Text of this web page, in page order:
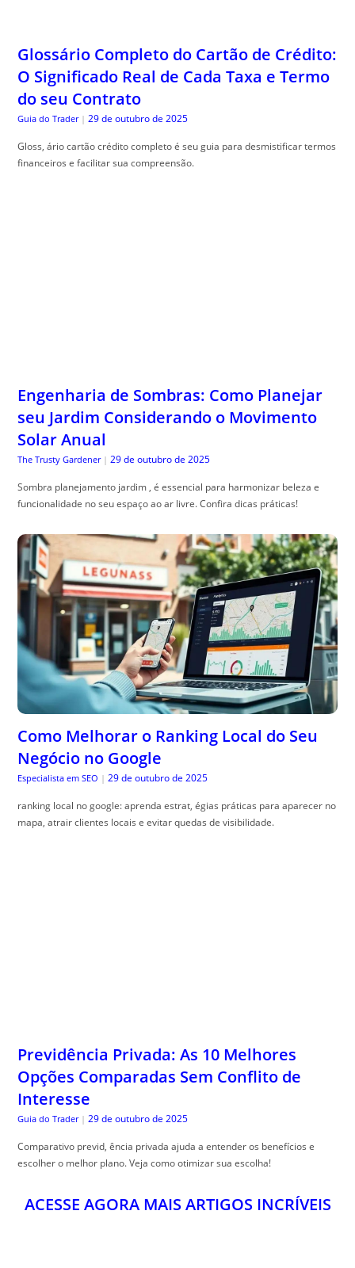
Glossário Completo do Cartão de Crédito:
O Significado Real de Cada Taxa e Termo
do seu Contrato
Guia do Trader | 29 de outubro de 2025
Gloss, ário cartão crédito completo é seu guia para desmistificar termos
financeiros e facilitar sua compreensão.
Engenharia de Sombras: Como Planejar
seu Jardim Considerando o Movimento
Solar Anual
The Trusty Gardener | 29 de outubro de 2025
Sombra planejamento jardim , é essencial para harmonizar beleza e
funcionalidade no seu espaço ao ar livre. Confira dicas práticas!
Como Melhorar o Ranking Local do Seu
Negócio no Google
Especialista em SEO | 29 de outubro de 2025
ranking local no google: aprenda estrat, égias práticas para aparecer no
mapa, atrair clientes locais e evitar quedas de visibilidade.
Previdência Privada: As 10 Melhores
Opções Comparadas Sem Conflito de
Interesse
Guia do Trader | 29 de outubro de 2025
Comparativo previd, ência privada ajuda a entender os benefícios e
escolher o melhor plano. Veja como otimizar sua escolha!
ACESSE AGORA MAIS ARTIGOS INCRÍVEIS